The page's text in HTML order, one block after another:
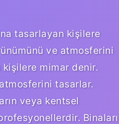
tasarlayan kişilere
ve atmosferini
mimar denir.
tasarlar.
veya kentsel
Binaları